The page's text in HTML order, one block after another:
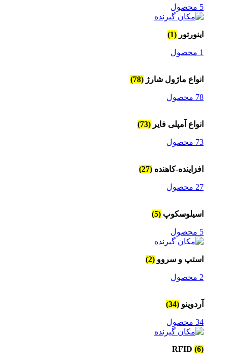
5 محصول
اینورتور (1)
1 محصول
انواع ماژول شارژ (78)
78 محصول
انواع آمپلی فایر (73)
73 محصول
افزاینده-کاهنده (27)
27 محصول
اسیلوسکوپ (5)
5 محصول
استپ و سروو (2)
2 محصول
آردوینو (34)
34 محصول
RFID (6)